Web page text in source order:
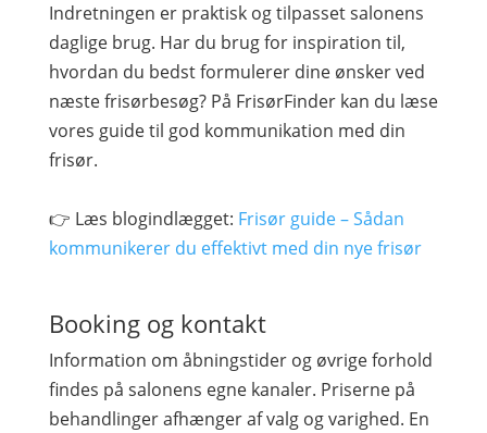
Indretningen er praktisk og tilpasset salonens
daglige brug. Har du brug for inspiration til,
hvordan du bedst formulerer dine ønsker ved
næste frisørbesøg? På FrisørFinder kan du læse
vores guide til god kommunikation med din
frisør.
👉 Læs blogindlægget: Frisør guide – Sådan
kommunikerer du effektivt med din nye frisør
Booking og kontakt
Information om åbningstider og øvrige forhold
findes på salonens egne kanaler. Priserne på
behandlinger afhænger af valg og varighed. En